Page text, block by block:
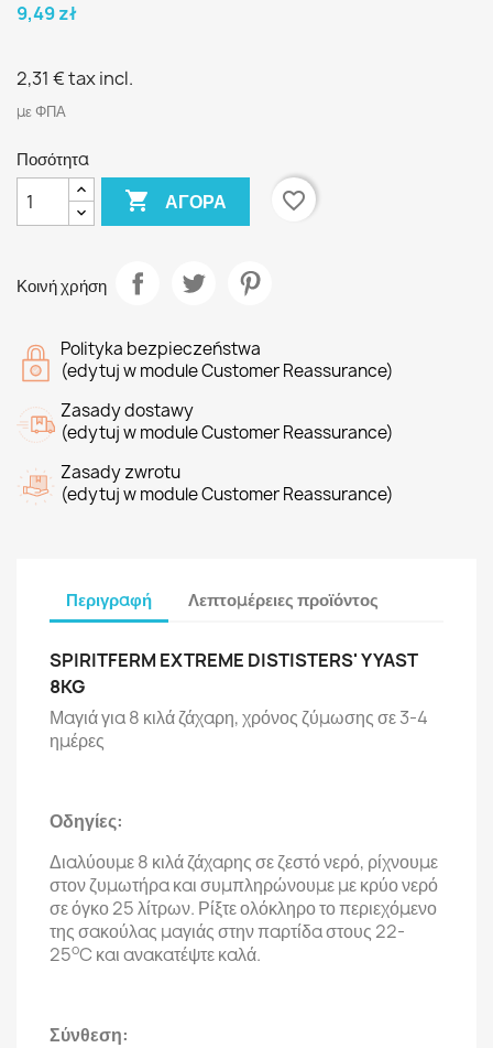
9,49 zł
2,31 €tax incl.
με ΦΠΑ
Ποσότητα
 ΑΓΟΡΆ favorite_border
Κοινή χρήση
Polityka bezpieczeństwa
(edytuj w module Customer Reassurance)
Zasady dostawy
(edytuj w module Customer Reassurance)
Zasady zwrotu
(edytuj w module Customer Reassurance)
Περιγραφή Λεπτομέρειες προϊόντος
SPIRITFERM EXTREME DISTISTERS' YYAST
8KG
Μαγιά για 8 κιλά ζάχαρη, χρόνος ζύμωσης σε 3-4
ημέρες
Οδηγίες:
Διαλύουμε 8 κιλά ζάχαρης σε ζεστό νερό, ρίχνουμε
στον ζυμωτήρα και συμπληρώνουμε με κρύο νερό
σε όγκο 25 λίτρων. Ρίξτε ολόκληρο το περιεχόμενο
της σακούλας μαγιάς στην παρτίδα στους 22-
25oC και ανακατέψτε καλά.
Σύνθεση: